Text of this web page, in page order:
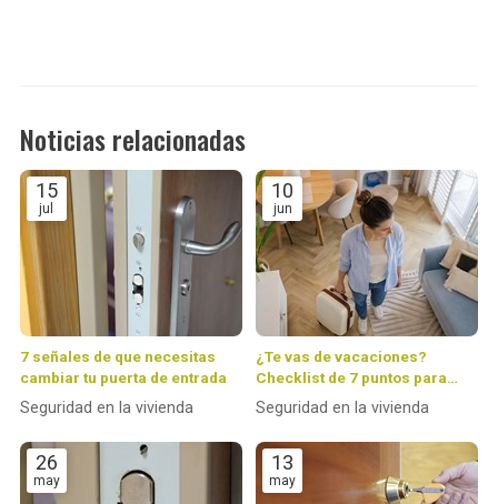
Noticias relacionadas
15
jul
7 señales de que necesitas
cambiar tu puerta de entrada
Seguridad en la vivienda
10
jun
¿Te vas de vacaciones?
Checklist de 7 puntos para
dejar tu casa 100 % protegida
Seguridad en la vivienda
26
may
13
may